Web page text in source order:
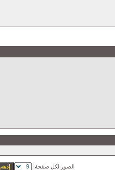
الصور لكل صفحة: